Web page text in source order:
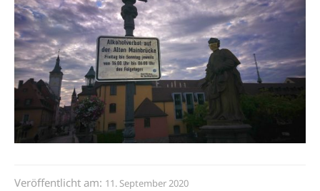
Veröffentlicht am: 11. September 2020